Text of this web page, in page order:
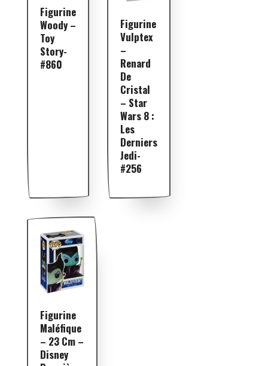
Figurine
Woody –
Toy
Story-
#860
Figurine
Vulptex
–
Renard
De
Cristal
– Star
Wars 8 :
Les
Derniers
Jedi-
#256
Figurine
Maléfique
– 23 Cm –
Disney